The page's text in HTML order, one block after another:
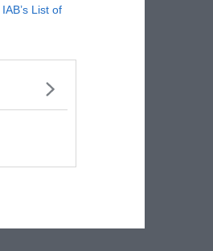
IAB’s List of